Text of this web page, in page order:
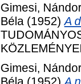
Gimesi,
Béla (1952)A
Gimesi,